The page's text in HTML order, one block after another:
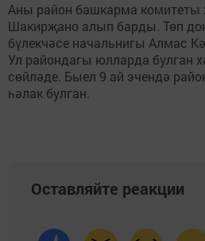
Аны район башкарма комитеты
Шакирҗано алып барды. Төп
бүлекчәсе начальнигы Алмас
Ул райондагы юлларда булган
сөйләде. Быел 9 ай эчендә
һәлак булган.
Оставляйте реакции